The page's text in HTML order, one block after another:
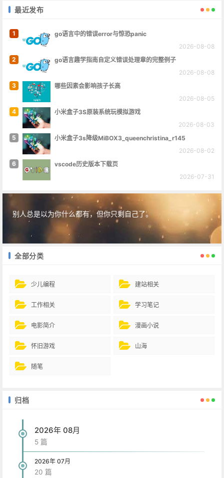
最近发布
1
go语言中的错误error与惊恐panic
2026-08-08
2
go语言趣学指南自定义错误处理章的完整例子
2026-08-08
3
哪些因素会影响孩子长高
2026-08-05
4
小米盒子3S原装系统玩模拟游戏
2026-08-03
5
小米盒子3s降级MiBOX3_queenchristina_r145
2026-08-02
6
vscode历史版本下载页
2026-07-31
别人总是以为你什么都有，但你只剩自己了。
全部分类
少儿编程 建站相关
工作相关 学习笔记
电影简介 漫画小说
怀旧游戏 山海
随笔
归档
2026年 08月
5 篇
2026年 07月
20 篇